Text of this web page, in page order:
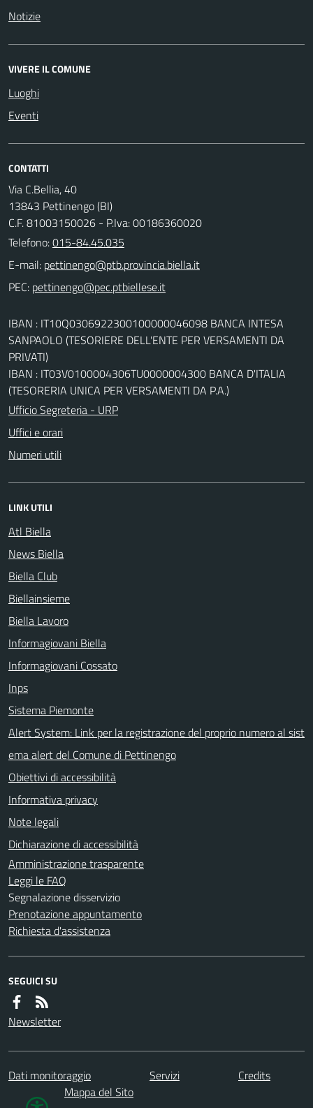
Notizie
VIVERE IL COMUNE
Luoghi
Eventi
CONTATTI
Via C.Bellia, 40
13843 Pettinengo (BI)
C.F. 81003150026 - P.Iva: 00186360020
Telefono:015-84.45.035
E-mail:
PEC:
IBAN : IT10Q0306922300100000046098 BANCA INTESA
SANPAOLO (TESORIERE DELL'ENTE PER VERSAMENTI DA
PRIVATI)
IBAN : IT03V0100004306TU0000004300 BANCA D'ITALIA
(TESORERIA UNICA PER VERSAMENTI DA P.A.)
Ufficio Segreteria - URP
Uffici e orari
Numeri utili
LINK UTILI
Atl Biella
News Biella
Biella Club
Biellainsieme
Biella Lavoro
Informagiovani Biella
Informagiovani Cossato
Inps
Sistema Piemonte
Alert System: Link per la registrazione del proprio numero al sist
ema alert del Comune di Pettinengo
Obiettivi di accessibilità
Informativa privacy
Note legali
Dichiarazione di accessibilità
Amministrazione trasparente
Leggi le FAQ
Segnalazione disservizio
Prenotazione appuntamento
Richiesta d'assistenza
SEGUICI SU
Newsletter
Dati monitoraggio Servizi
Credits
Mappa del Sito